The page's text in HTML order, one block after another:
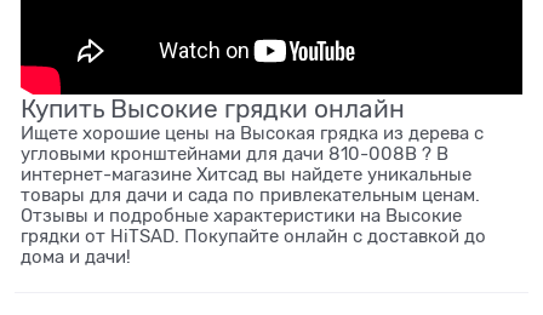
Купить Высокие грядки онлайн
Ищете хорошие цены на Высокая грядка из дерева с
угловыми кронштейнами для дачи 810-008B ? В
интернет-магазине Хитсад вы найдете уникальные
товары для дачи и сада по привлекательным ценам.
Отзывы и подробные характеристики на Высокие
грядки от HiTSAD. Покупайте онлайн с доставкой до
дома и дачи!